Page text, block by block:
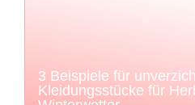
3 Beispiele für
Kleidungsstücke für